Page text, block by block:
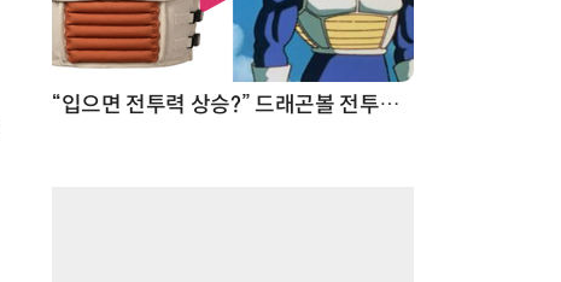
“입으면 전투력 상승?” 드래곤볼 전투복 닮은 중량조끼